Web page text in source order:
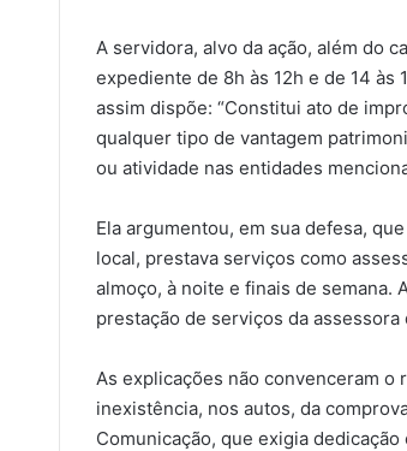
A servidora, alvo da ação, além do
expediente de 8h às 12h e de 14 às
assim dispõe: “Constitui ato de
qualquer tipo de vantagem
ou atividade nas entidades
Ela argumentou, em sua defesa,
local, prestava serviços como
almoço, à noite e finais de semana.
prestação de serviços da assessora
As explicações não convenceram o
inexistência, nos autos, da
Comunicação, que exigia